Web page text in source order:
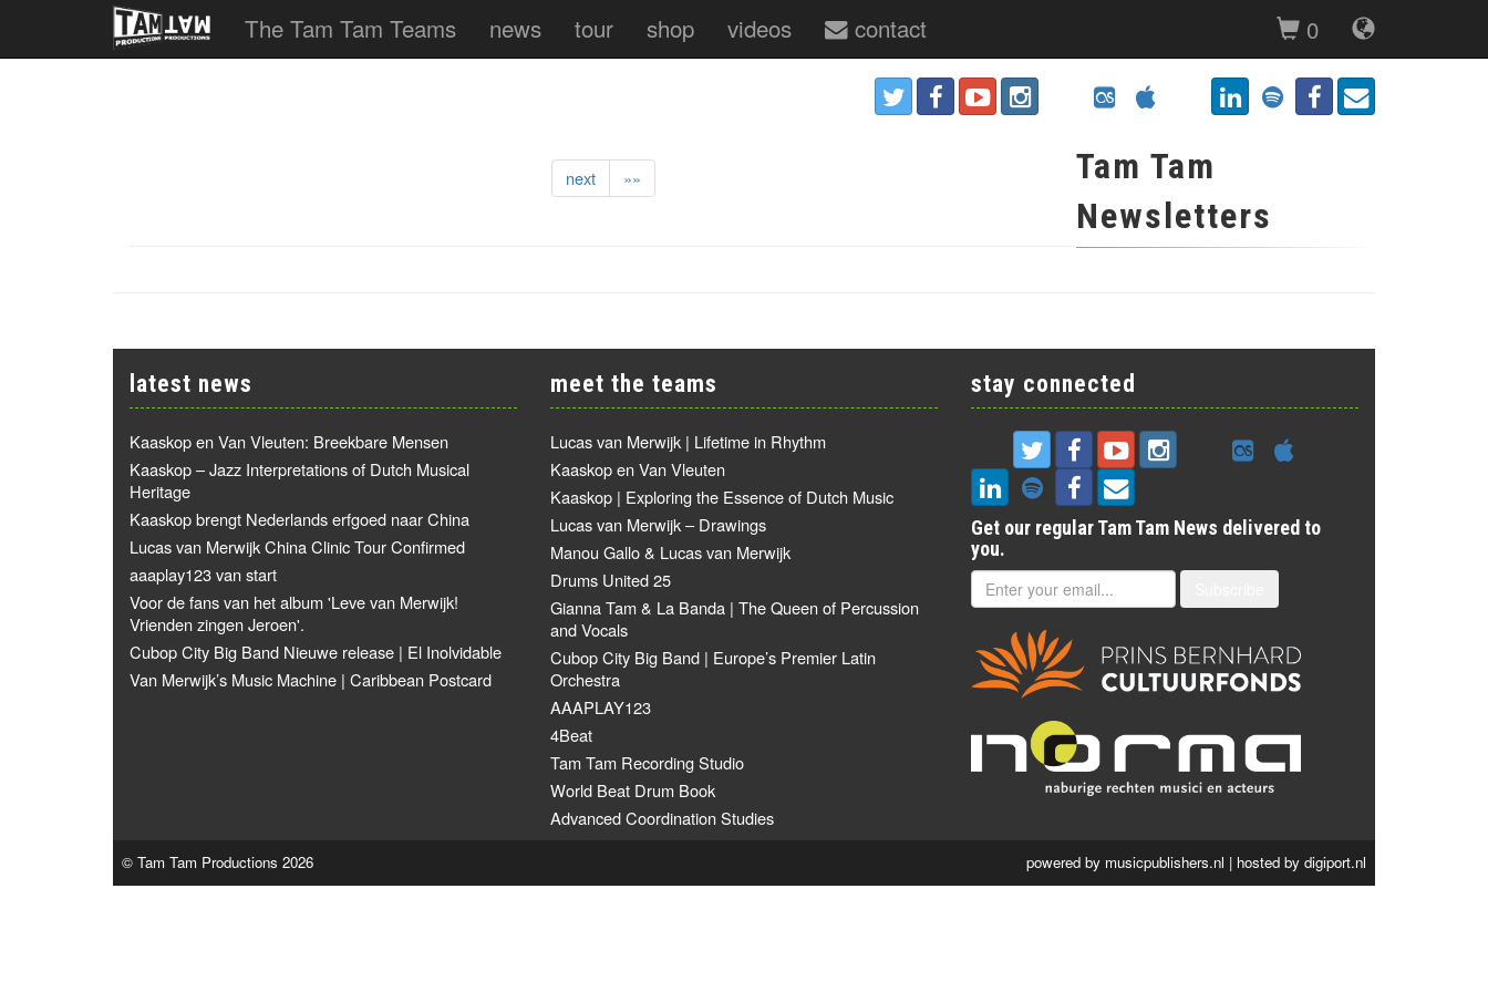
The Tam Tam Teams news tour shop videos contact 0
next »»
Tam Tam
Newsletters
latest news
Kaaskop en Van Vleuten: Breekbare Mensen
Kaaskop – Jazz Interpretations of Dutch Musical
Heritage
Kaaskop brengt Nederlands erfgoed naar China
Lucas van Merwijk China Clinic Tour Confirmed
aaaplay123 van start
Voor de fans van het album 'Leve van Merwijk!
Vrienden zingen Jeroen'.
Cubop City Big Band Nieuwe release | El Inolvidable
Van Merwijk’s Music Machine | Caribbean Postcard
meet the teams
Lucas van Merwijk | Lifetime in Rhythm
Kaaskop en Van Vleuten
Kaaskop | Exploring the Essence of Dutch Music
Lucas van Merwijk – Drawings
Manou Gallo & Lucas van Merwijk
Drums United 25
Gianna Tam & La Banda | The Queen of Percussion
and Vocals
Cubop City Big Band | Europe’s Premier Latin
Orchestra
AAAPLAY123
4Beat
Tam Tam Recording Studio
World Beat Drum Book
Advanced Coordination Studies
stay connected
Get our regular Tam Tam News delivered to
you.
© Tam Tam Productions 2026 powered by musicpublishers.nl | hosted by digiport.nl